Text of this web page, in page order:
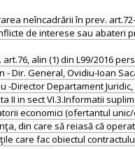
neîncadrării în prev.
de interese sau abateri
art.76, alin (1) din L99/2016
- Dir. General, Ovidiu-Ioan
-Director Departament
II in sect VI.3.Informatii
economici (ofertantul
din care să reiasă că
care fac obiectul